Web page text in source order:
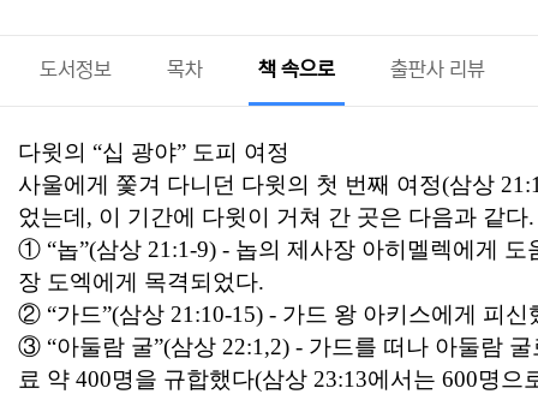
도서정보 목차 책 속으로 출판사 리뷰
다윗의 “십 광야” 도피 여정
사울에게 쫓겨 다니던 다윗의 첫 번째 여정(삼상
었는데 , 이 기간에 다윗이 거쳐 간 곳은 다음과 같다.
① “놉”(삼상 21:1-9) - 놉의 제사장 아히멜렉에게
장 도엑에게 목격되었다.
② “가드”(삼상 21:10-15) - 가드 왕 아키스에게 피
③ “아둘람 굴”(삼상 22:1,2) - 가드를 떠나 아둘람
료 약 400명을 규합했다(삼상 23:13에서는 600명으